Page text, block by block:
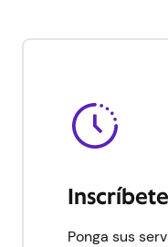
Ponga sus